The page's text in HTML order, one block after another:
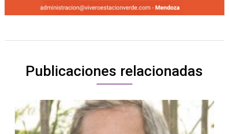
Publicaciones relacionadas